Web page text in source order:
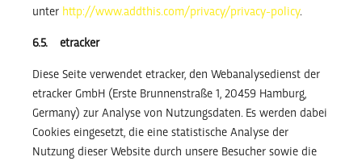
unter http://www.addthis.com/privacy/privacy-policy.
6.5. etracker
Diese Seite verwendet etracker, den Webanalysedienst der
etracker GmbH (Erste Brunnenstraße 1, 20459 Hamburg,
Germany) zur Analyse von Nutzungsdaten. Es werden dabei
Cookies eingesetzt, die eine statistische Analyse der
Nutzung dieser Website durch unsere Besucher sowie die